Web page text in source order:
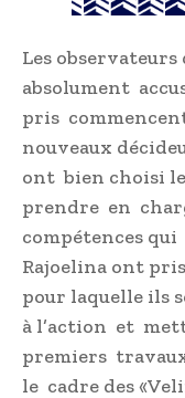
Les observateurs
absolument
pris
nouveaux
ont bien choisi
prendre en
compétences
Rajoelina ont
pour laquelle ils
à l’action et
premiers
le cadre des